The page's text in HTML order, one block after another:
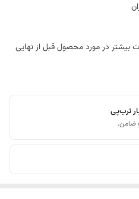
بیشتر در مورد محصول قبل از نهایی
ترب‌پی